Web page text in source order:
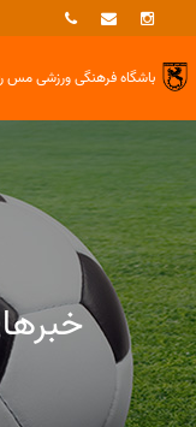
باشگاه فرهنگی ورزشیمس